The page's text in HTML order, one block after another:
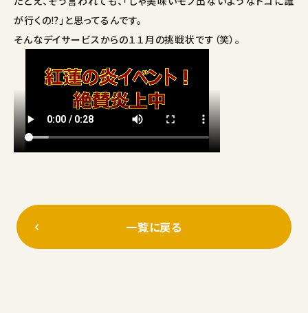
が行くの⁉」と思ってるんです。
そんなデイサービスからの１１月の挑戦状です（笑）。
一覧に戻る